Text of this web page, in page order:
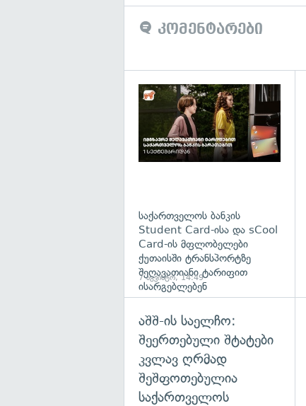
კომენტარები
საქართველოს ბანკის
Student Card-ისა და sCool
Card-ის მფლობელები
ქუთაისში ტრანსპორტზე
შეღავათიანი ტარიფით
ისარგებლებენ
7 აგვისტო, 14:49
აშშ-ის საელჩო:
შეერთებული შტატები
კვლავ ღრმად
შეშფოთებულია
საქართველოს